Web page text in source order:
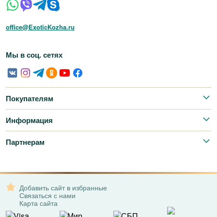
office@ExoticKozha.ru
Мы в соц. сетях
Покупателям
Информация
Партнерам
Добавить сайт в избранные
Связаться с нами
Карта сайта